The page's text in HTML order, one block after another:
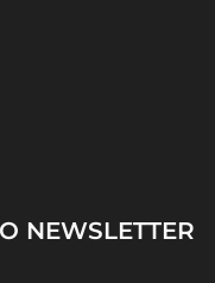
NEWSLETTER